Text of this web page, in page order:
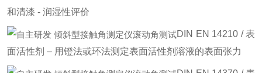
和清漆 - 润湿性评价
DIN EN 14210 / 表
面活性剂 – 用镫法或环法测定表面活性剂溶液的表面张力